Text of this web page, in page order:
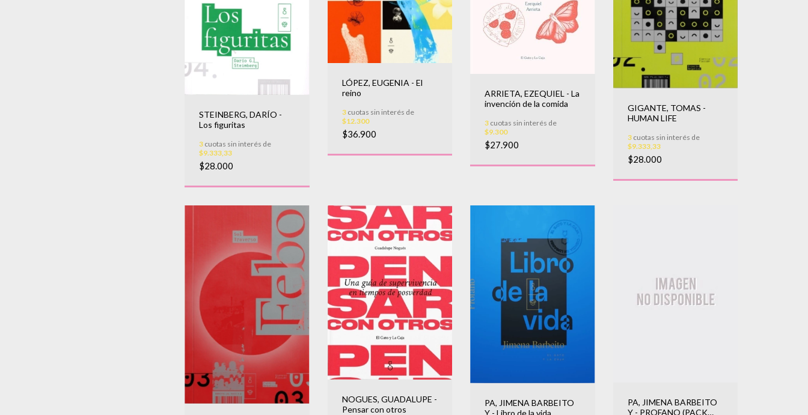
STEINBERG, DARÍO -
Los figuritas
3 cuotas sin interés de
$9.333,33
$28.000
LÓPEZ, EUGENIA - El
reino
3cuotas sin interés de
$12.300
$36.900
ARRIETA, EZEQUIEL - La
invención de la comida
3 cuotas sin interés de
$9.300
$27.900
GIGANTE, TOMAS -
HUMAN LIFE
3cuotas sin interés de
$9.333,33
$28.000
NOGUES, GUADALUPE -
Pensar con otros
PA, JIMENA BARBEITO
Y - Libro de la vida
PA, JIMENA BARBEITO
Y - PROFANO (PACK